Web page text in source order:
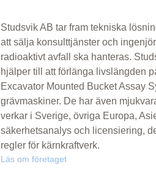
Studsvik AB tar fram tekniska
att sälja konsulttjänster och
radioaktivt avfall ska hanteras.
hjälper till att förlänga livslängden
Excavator Mounted Bucket Assay
grävmaskiner. De har även
verkar i Sverige, övriga Europa,
säkerhetsanalys och licensiering,
regler för kärnkraftverk.
Läs om företaget